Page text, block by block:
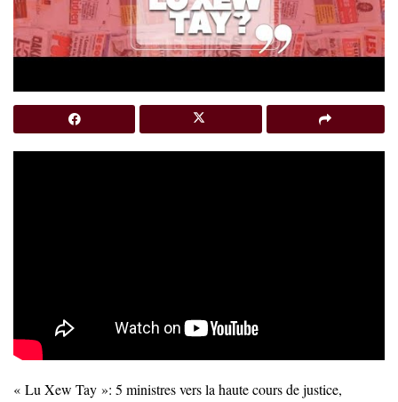
« Lu Xew Tay »: 5 ministres vers la haute cours de justice,